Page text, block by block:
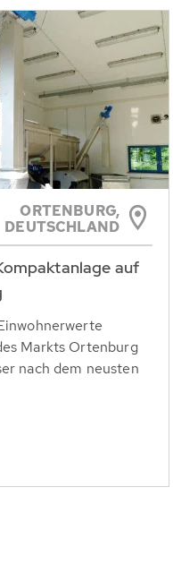
ORTENBURG,
DEUTSCHLAND
auf
Markts Ortenburg
nach dem neusten